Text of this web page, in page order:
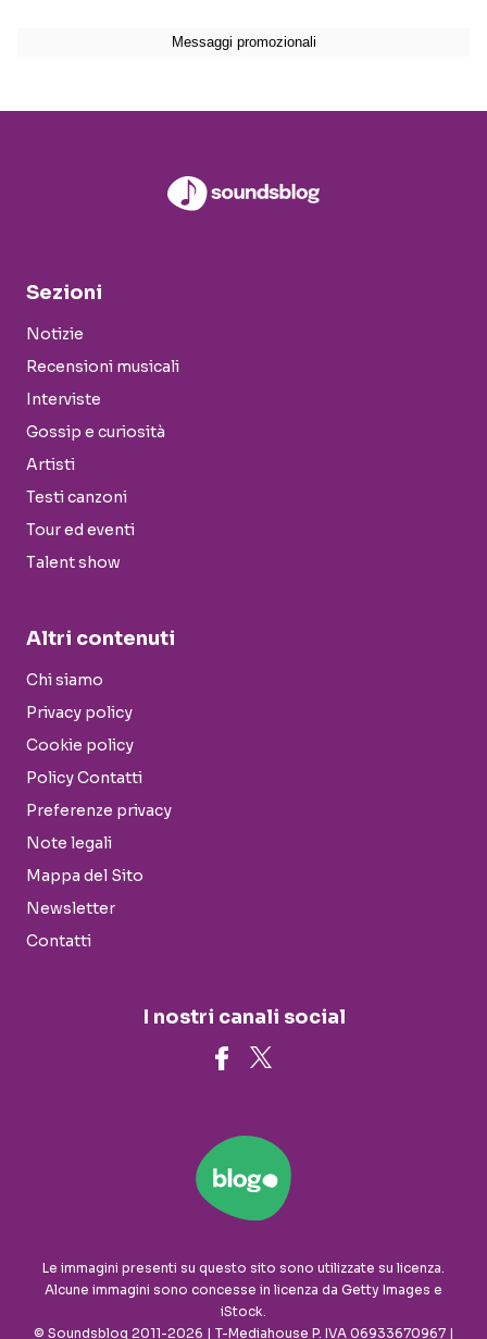
Sezioni
Notizie
Recensioni musicali
Interviste
Gossip e curiosità
Artisti
Testi canzoni
Tour ed eventi
Talent show
Altri contenuti
Chi siamo
Privacy policy
Cookie policy
Policy Contatti
Preferenze privacy
Note legali
Mappa del Sito
Newsletter
Contatti
I nostri canali social
Le immagini presenti su questo sito sono utilizzate su licenza.
Alcune immagini sono concesse in licenza da Getty Images e
iStock.
© Soundsblog 2011-2026 | T-Mediahouse P. IVA 06933670967 |